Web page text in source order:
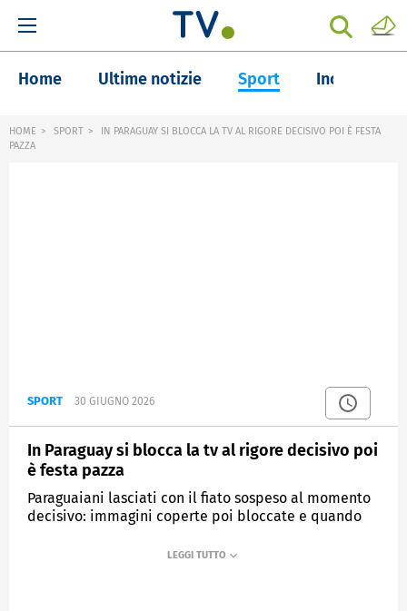
Home Ultime notizie Sport Inchieste
HOME SPORT
IN PARAGUAY SI BLOCCA LA TV AL RIGORE DECISIVO POI È FESTA
PAZZA
SPORT 30 GIUGNO 2026
In Paraguay si blocca la tv al rigore decisivo poi
è festa pazza
Paraguaiani lasciati con il fiato sospeso al momento
decisivo: immagini coperte poi bloccate e quando